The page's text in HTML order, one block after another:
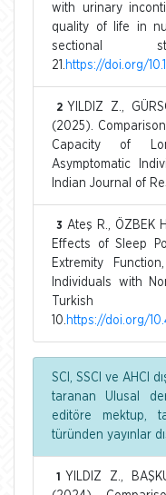
with urinary
quality of life in
sectional
21. https://doi.org/
2 YILDIZ Z.,
(2025).
Capacity of
Asymptomatic
Indian Journal of
3 Ateş R., ÖZBEK
Effects of Sleep
Extremity
Individuals with
Turkish
10. https://doi.org/
SCI, SSCI ve AHCI
taranan Ulusal
editöre mektup,
türünden yayınlar
1
YILDIZ Z.,